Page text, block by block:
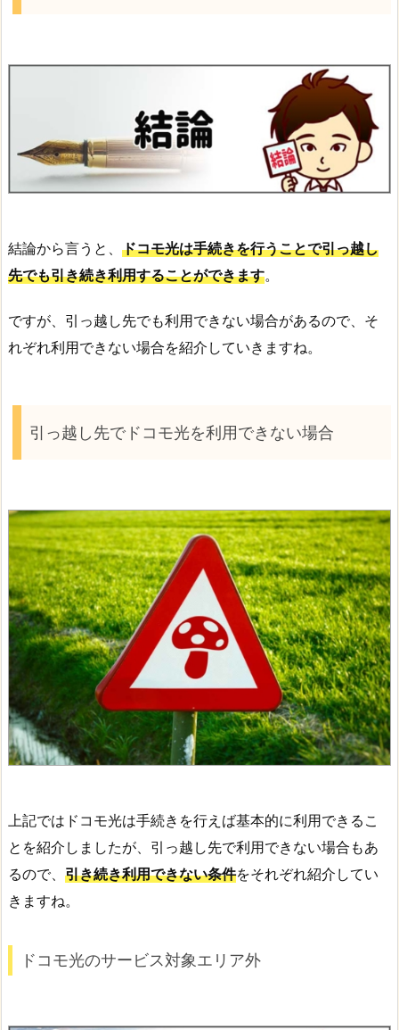
結論から言うと、 ドコモ光は手続きを行うことで引っ越し
先でも引き続き利用することができます。
ですが、引っ越し先でも利用できない場合があるので、そ
れぞれ利用できない場合を紹介していきますね。
引っ越し先でドコモ光を利用できない場合
上記ではドコモ光は手続きを行えば基本的に利用できるこ
とを紹介しましたが、引っ越し先で利用できない場合もあ
るので、 引き続き利用できない条件をそれぞれ紹介してい
きますね。
ドコモ光のサービス対象エリア外